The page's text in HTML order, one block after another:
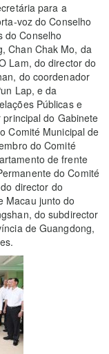
para a
voz do Conselho
do Conselho
Chan Chak Mo, da
Lam, do director do
do coordenador
Lap, e da
Públicas e
do Gabinete
Comité Municipal de
do Comité
de frente
do Comité
director do
Macau junto do
do subdirector
de Guangdong,